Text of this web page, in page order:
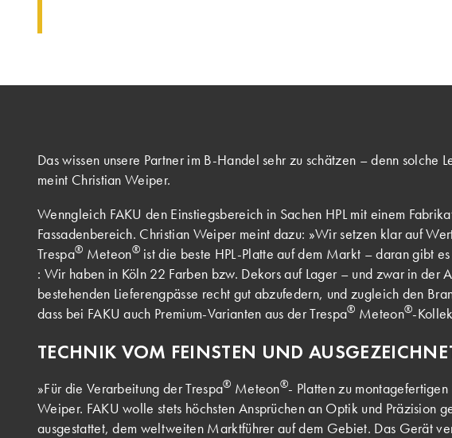
Das wissen unsere Partner im B-Handel sehr zu schätzen – denn
meint Christian Weiper.
Wenngleich FAKU den Einstiegsbereich in Sachen HPL mit einem
Fassadenbereich. Christian Weiper meint dazu: »Wir setzen klar auf
Trespa® Meteon®ist die beste HPL-Platte auf dem Markt – daran gibt
: Wir haben in Köln 22 Farben bzw. Dekors auf Lager – und zwar in
bestehenden Lieferengpässe recht gut abzufedern, und zugleich den
dass bei FAKU auch Premium-Varianten aus der Trespa® Meteon®-
TECHNIK VOM FEINSTEN UND
»Für die Verarbeitung der Trespa® Meteon®- Platten zu
Weiper. FAKU wolle stets höchsten Ansprüchen an Optik und
ausgestattet, dem weltweiten Marktführer auf dem Gebiet. Das Gerät